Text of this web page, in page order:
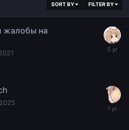
SORT BY FILTER BY
жалобы на